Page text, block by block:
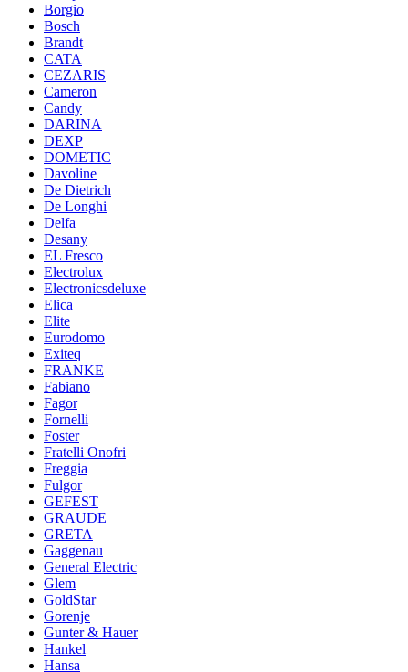
Borgio
Bosch
Brandt
CATA
CEZARIS
Cameron
Candy
DARINA
DEXP
DOMETIC
Davoline
De Dietrich
De Longhi
Delfa
Desany
EL Fresco
Electrolux
Electronicsdeluxe
Elica
Elite
Eurodomo
Exiteq
FRANKE
Fabiano
Fagor
Fornelli
Foster
Fratelli Onofri
Freggia
Fulgor
GEFEST
GRAUDE
GRETA
Gaggenau
General Electric
Glem
GoldStar
Gorenje
Gunter & Hauer
Hankel
Hansa